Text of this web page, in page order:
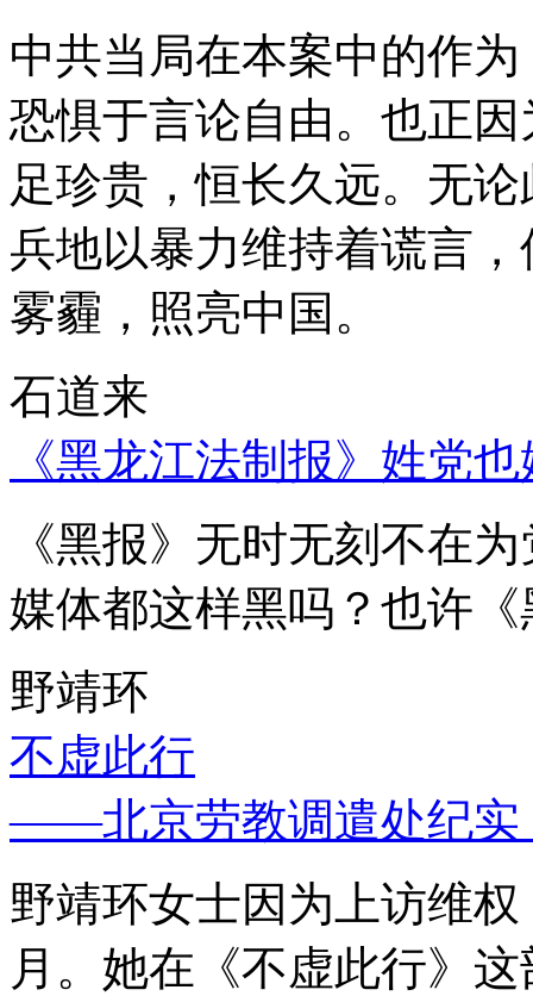
中共当局在本案中的作
恐惧于言论自由。也正
足珍贵，恒长久远。无
兵地以暴力维持着谎言
雾霾，照亮中国。
石道来
《黑龙江法制报》姓党
《黑报》无时无刻不在
媒体都这样黑吗？也许
野靖环
不虚此行
——北京劳教调遣处纪实
野靖环女士因为上访维
月。她在《不虚此行》